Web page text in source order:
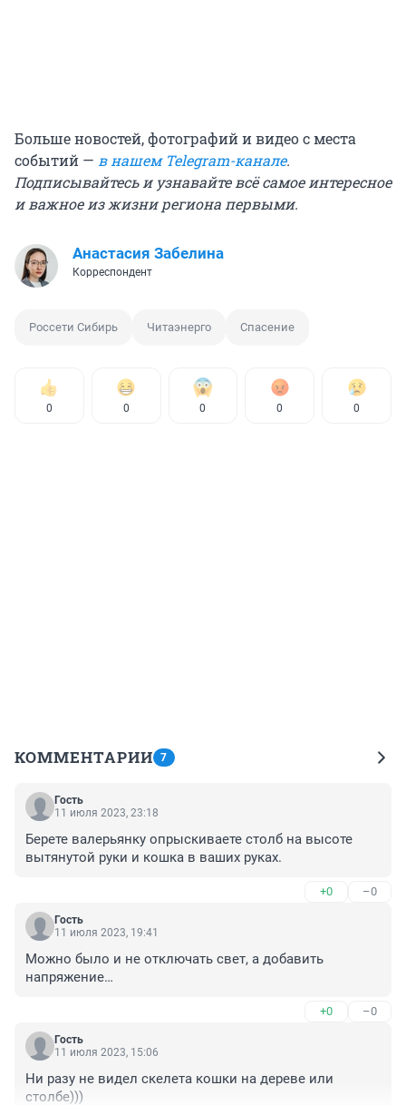
Больше новостей, фотографий и видео с места
событий — в нашем Telegram-канале.
Подписывайтесь и узнавайте всё самое интересное
и важное из жизни региона первыми.
Анастасия Забелина
Корреспондент
Россети Сибирь Читаэнерго Спасение
0 0 0 0 0
КОММЕНТАРИИ 7
Гость
11 июля 2023, 23:18
Берете валерьянку опрыскиваете столб на высоте
вытянутой руки и кошка в ваших руках.
+0 –0
Гость
11 июля 2023, 19:41
Можно было и не отключать свет, а добавить
напряжение…
+0 –0
Гость
11 июля 2023, 15:06
Ни разу не видел скелета кошки на дереве или
столбе)))